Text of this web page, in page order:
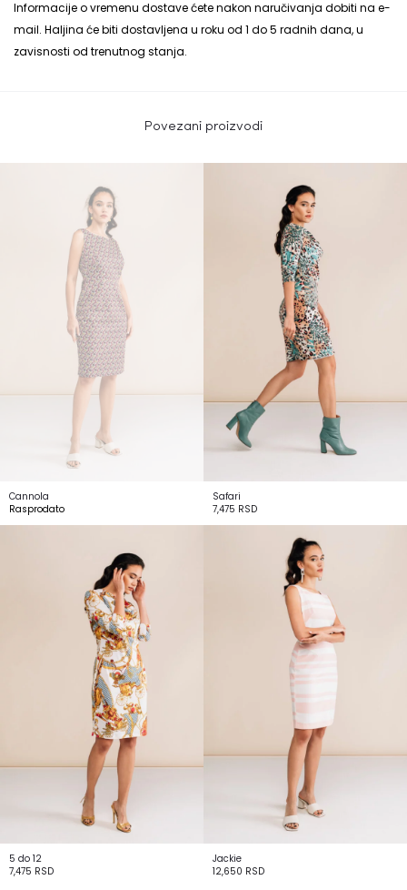
Informacije o vremenu dostave ćete nakon naručivanja dobiti na e-
mail. Haljina će biti dostavljena u roku od 1 do 5 radnih dana, u
zavisnosti od trenutnog stanja.
Povezani proizvodi
Cannola
Rasprodato
Safari
7,475 RSD
5 do 12
7,475 RSD
Jackie
12,650 RSD